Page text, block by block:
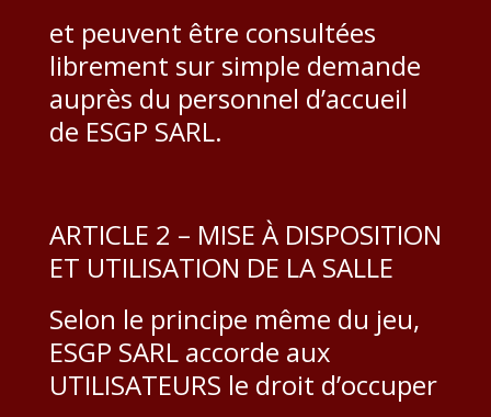
et peuvent être consultées
librement sur simple demande
auprès du personnel d’accueil
de ESGP SARL.
ARTICLE 2 – MISE À DISPOSITION
ET UTILISATION DE LA SALLE
Selon le principe même du jeu,
ESGP SARL accorde aux
UTILISATEURS le droit d’occuper